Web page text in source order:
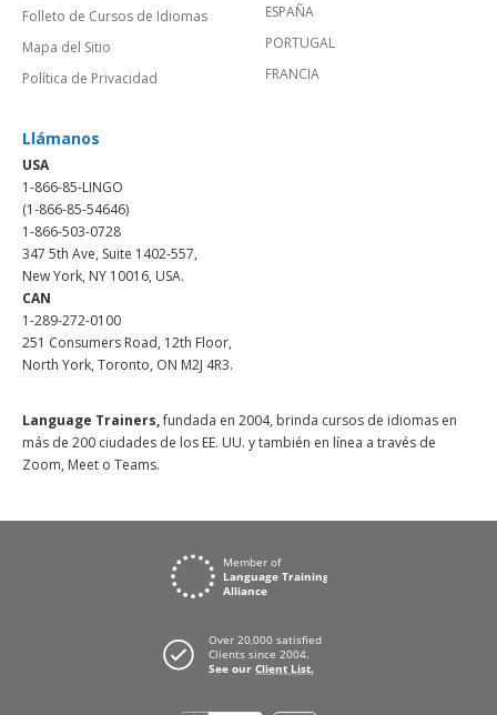
Folleto de Cursos de Idiomas
Mapa del Sitio
Política de Privacidad
ESPAÑA
PORTUGAL
FRANCIA
Llámanos
USA
1-866-85-LINGO
(1-866-85-54646)
1-866-503-0728
347 5th Ave, Suite 1402-557,
New York, NY 10016, USA.
CAN
1-289-272-0100
251 Consumers Road, 12th Floor,
North York, Toronto, ON M2J 4R3.
Language Trainers,fundada en 2004, brinda cursos de idiomas en
más de 200 ciudades de los EE. UU. y también en línea a través de
Zoom, Meet o Teams.